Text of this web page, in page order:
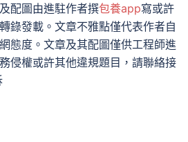
配圖由進駐作者撰包養app寫或許
錄發載。文章不雅點僅代表作者自
態度。文章及其配圖僅供工程師進
侵權或許其他違規題目，請聯絡接